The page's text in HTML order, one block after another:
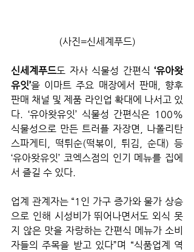
(사진=신세계푸드)
신세계푸드도 자사 식물성 간편식 ‘유아왓
유잇’을 이마트 주요 매장에서 판매, 향후
판매 채널 및 제품 라인업 확대에 나서고 있
다. ‘유아왓유잇’ 식물성 간편식은 100%
식물성으로 만든 트러플 자장면, 나폴리탄
스파게티, 떡튀순(떡볶이, 튀김, 순대) 등
‘유아왓유잇’ 코엑스점의 인기 메뉴를 집에
서 즐길 수 있다.
업계 관계자는 “1인 가구 증가와 물가 상승
으로 인해 시성비가 뛰어나면서도 외식 못
지 않은 맛을 자랑하는 간편식 메뉴가 소비
자들의 주목을 받고 있다”며 “식품업계 역